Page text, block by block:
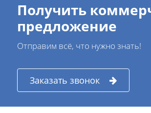
Получить
предложение
Отправим всё, что нужно знать!
Заказать звонок